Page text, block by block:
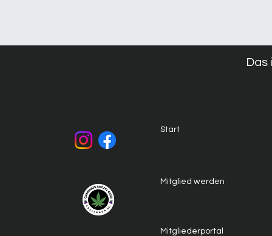
Das
Start
Mitglied werden
Mitgliederportal